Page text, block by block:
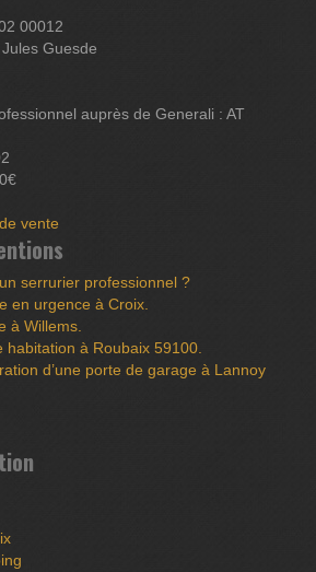
00012
Guesde
auprès de Generali : AT
vente
serrurier professionnel ?
en urgence à Croix.
à Willems.
habitation à Roubaix 59100.
d’une porte de garage à Lannoy